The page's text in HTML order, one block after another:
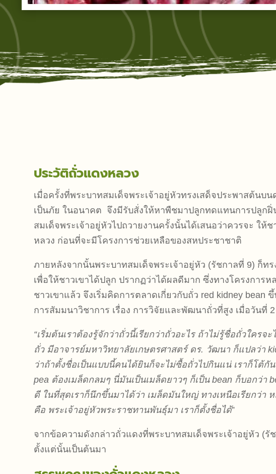
ประวัติถั่วแดงหลวง
เมื่อครั้งที่พระบาทสมเด็จพระเจ้าอยู่หัวทรงเสด็จประพาสต้น
เป็นภัย ในอนาคต จึงมีรับสั่งให้หาพืชมาปลูกทดแทนการปลูก
สมเด็จพระเจ้าอยู่หัวไปถวายงานครั้งนั้นได้เสนอว่าควรจะ ให้
หลวง ก่อนที่จะมีโครงการช่วยเหลือของสหประชาชาติ
ภายหลังจากนั้นพระบาทสมเด็จพระเจ้าอยู่หัว (รัชกาลที่ 9) ก็ท
เพื่อให้ชาวเขาได้ปลูก ปรากฏว่าได้ผลดีมาก ซึ่งทางโครงการ
ชาวเขาแล้ว จึงเริ่มคิดการตลาดเกี่ยวกับถั่ว red kidney
การสัมมนาวิชาการ เรื่อง การวิจัยและพัฒนาถั่วที่สูง เมื่อวัน
“เริ่มต้นเราต้องรู้จักว่าถั่วนี้เรียกว่าถั่วอะไร ถ้าไม่รู้ชื่อถั่วใคร
ถั่ว มีอาจารย์มหาวิทยาลัยเกษตรศาสตร์ ดร. วัฒนา ก็แปลว่า
ว่าถ้าตั้งชื่อเป็นแบบนี้คนได้ยินก็จะไม่ซื้อถั่วไปกินแน่ เราก็โต้กั
pea ต้องเมล็ดกลมๆ นี่มันเป็นเมล็ดยาวๆ ก็เป็น bean ก็บอกว่า
ดี ในที่สุดเราก็นึกขึ้นมาได้ว่า เมล็ดมันใหญ่ ทางเหนือเรียกว่า
คือ พระเจ้าอยู่หัวพระราชทานพันธุ์มา เราก็ตั้งชื่อได้”
จากข้อความดังกล่าวถั่วแดงที่พระบาทสมเด็จพระเจ้าอยู่หัว (
ตั้งแต่นั้นเป็นต้นมา